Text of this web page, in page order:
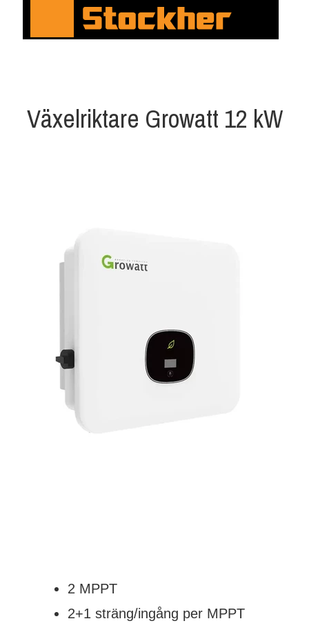
Växelriktare Growatt 12 kW
2 MPPT
2+1 sträng/ingång per MPPT